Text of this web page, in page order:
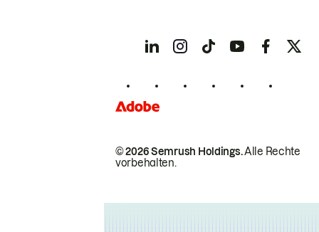
© 2026 Semrush Holdings.Alle Rechte
vorbehalten.